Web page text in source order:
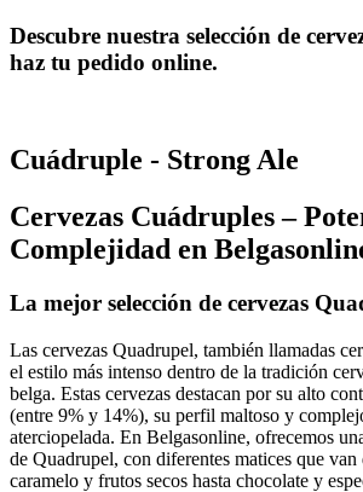
Descubre nuestra selección de
haz tu pedido online.
Cuádruple - Strong Ale
Cervezas Cuádruples –
Complejidad en
La mejor selección de cervezas
Las cervezas Quadrupel, también llamadas
el estilo más intenso dentro de la tradición
belga. Estas cervezas destacan por su alto
(entre 9% y 14%), su perfil maltoso y
aterciopelada. En Belgasonline, ofrecemos
de Quadrupel, con diferentes matices que van
caramelo y frutos secos hasta chocolate y